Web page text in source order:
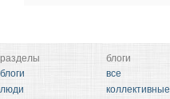
разделы
блоги
люди
блоги
все
коллективные